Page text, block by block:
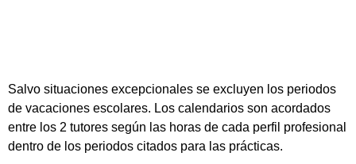
Salvo situaciones excepcionales se excluyen los periodos
de vacaciones escolares. Los calendarios son acordados
entre los 2 tutores según las horas de cada perfil profesional
dentro de los periodos citados para las prácticas.